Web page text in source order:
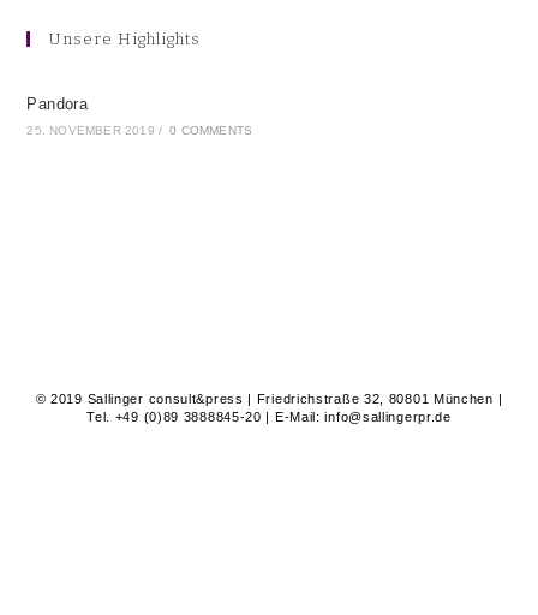
Unsere Highlights
Pandora
25. NOVEMBER 2019 / 0 COMMENTS
© 2019 Sallinger consult&press | Friedrichstraße 32, 80801 München |
Tel. +49 (0)89 3888845-20 | E-Mail: info@sallingerpr.de